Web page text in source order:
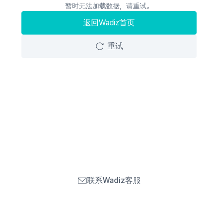
暂时无法加载数据，请重试。
返回Wadiz首页
重试
联系Wadiz客服